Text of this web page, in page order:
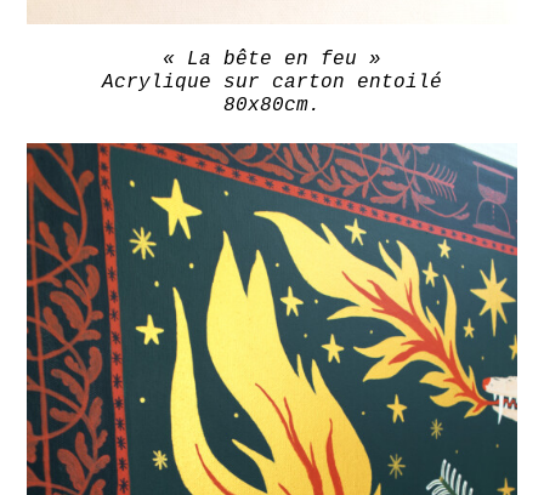
« La bête en feu »
Acrylique sur carton entoilé
80x80cm.